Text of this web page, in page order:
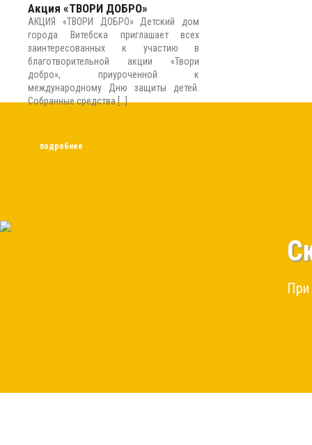
Акция «ТВОРИ ДОБРО»
АКЦИЯ «ТВОРИ ДОБРО» Детский дом
города Витебска приглашает всех
заинтересованных к участию в
благотворительной акции «Твори
добро», приуроченной к
международному Дню защиты детей.
Собранные средства […]
подробнее